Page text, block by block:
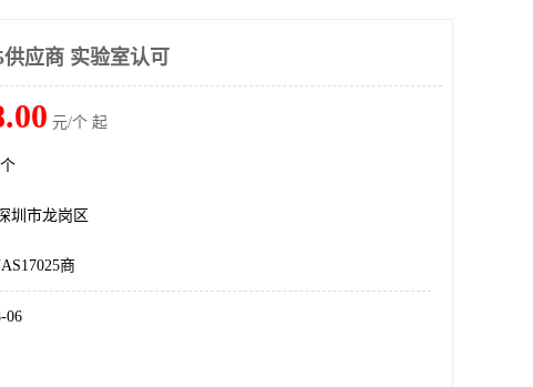
应商 实验室认可
元/个 起
圳市龙岗区
商
06